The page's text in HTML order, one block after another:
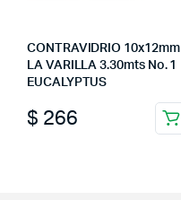
CONTRAVIDRIO 10x12mm
LA VARILLA 3.30mts No. 1
EUCALYPTUS
$ 266